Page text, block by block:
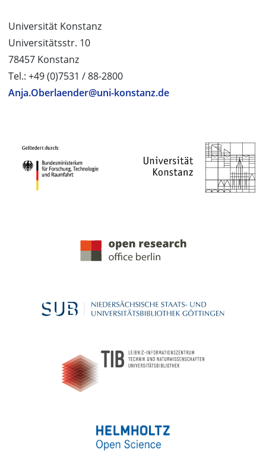
Universität Konstanz
Universitätsstr. 10
78457 Konstanz
Tel.: +49 (0)7531 / 88-2800
Anja.Oberlaender@uni-konstanz.de